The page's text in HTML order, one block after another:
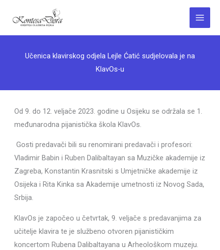
Main
Učenica klavirskog odjela Lejle Ćatić sudjelovala je na
KlavOs-u
Od 9. do 12. veljače 2023. godine u Osijeku se održala se 1.
međunarodna pijanistička škola KlavOs.
Gosti predavači bili su renomirani predavači i profesori:
Vladimir Babin i Ruben Dalibaltayan sa Muzičke akademije iz
Zagreba, Konstantin Krasnitski s Umjetničke akademije iz
Osijeka i Rita Kinka sa Akademije umetnosti iz Novog Sada,
Srbija.
KlavOs je započeo u četvrtak, 9. veljače s predavanjima za
učitelje klavira te je službeno otvoren pijanističkim
koncertom Rubena Dalibaltayana u Arheološkom muzeju.